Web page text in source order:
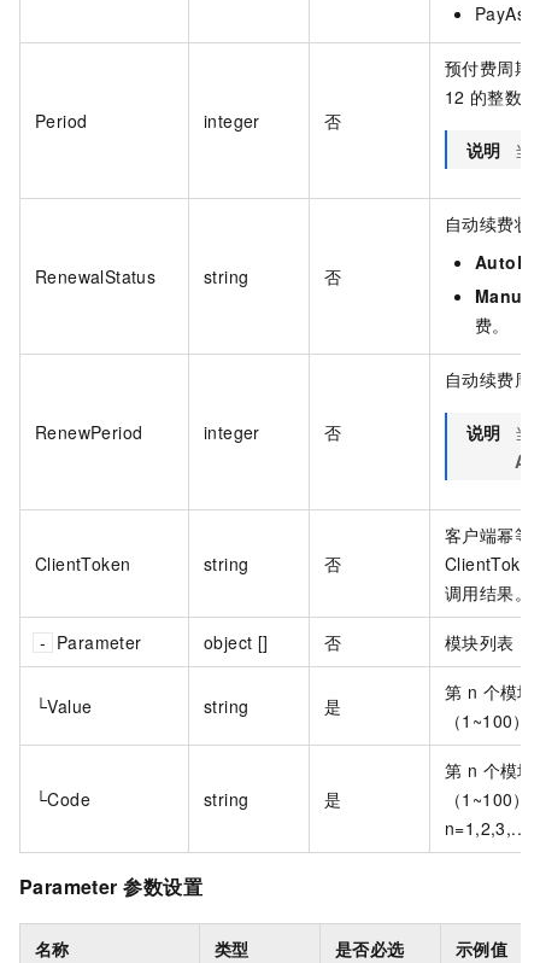
Period integer 否
预付费周期
12 的整数
说明 当
RenewalStatus string 否
自动续费状
费。
RenewPeriod integer 否
自动续费周
说明
当
ClientToken string 否
客户端幂等
调用结果。
Parameter object [] 否 模块列表
└Value string 是
第 n 个模
（1~100）
└Code string 是
第 n 个模
（1~100
n=1,2,3,...
Parameter 参数设置
名称 类型 是否必选 示例值